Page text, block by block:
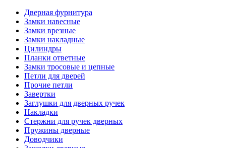
Дверная фурнитура
Замки навесные
Замки врезные
Замки накладные
Цилиндры
Планки ответные
Замки тросовые и цепные
Петли для дверей
Прочие петли
Завертки
Заглушки для дверных ручек
Накладки
Стержни для ручек дверных
Пружины дверные
Доводчики